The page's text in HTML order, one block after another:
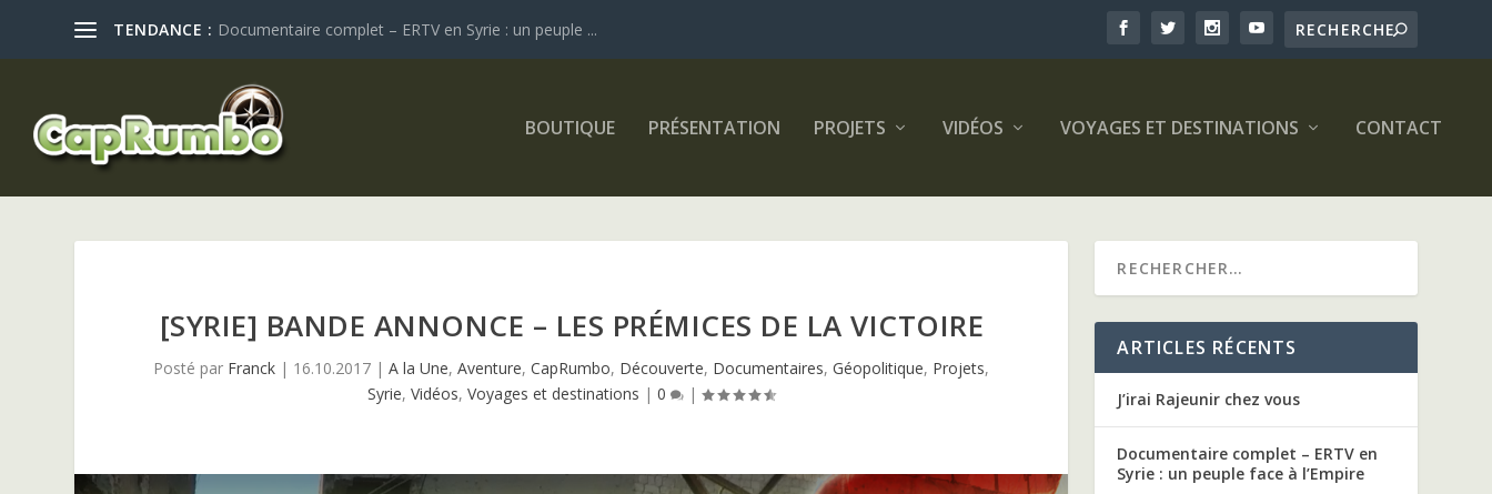
TENDANCE : Documentaire complet – ERTV en Syrie : un peuple ...
BOUTIQUE PRÉSENTATION PROJETS VIDÉOS VOYAGES ET DESTINATIONS CONTACT
[SYRIE] BANDE ANNONCE – LES PRÉMICES DE LA VICTOIRE
Posté par Franck | 16.10.2017 |A la Une,Aventure,CapRumbo, Découverte, Documentaires,Géopolitique, Projets,
Syrie,Vidéos,Voyages et destinations |0 |
ARTICLES RÉCENTS
J’irai Rajeunir chez vous
Documentaire complet – ERTV en
Syrie : un peuple face à l’Empire